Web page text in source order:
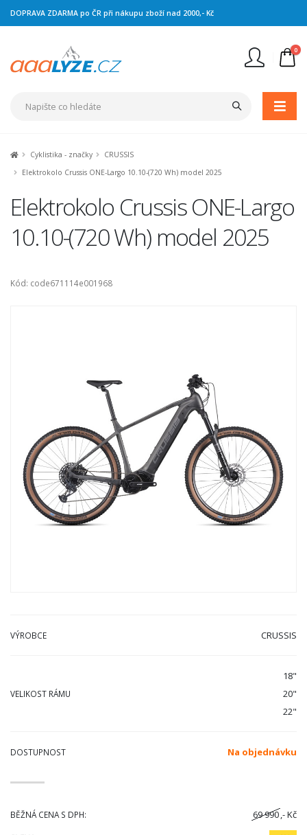
DOPRAVA ZDARMA po ČR při nákupu zboží nad 2000,- Kč
0
Cyklistika - značky
CRUSSIS
Elektrokolo Crussis ONE-Largo 10.10-(720 Wh) model 2025
Elektrokolo Crussis ONE-Largo
10.10-(720 Wh) model 2025
Kód: code671114e001968
VÝROBCE CRUSSIS
VELIKOST RÁMU
18"
20"
22"
DOSTUPNOST Na objednávku
BĚŽNÁ CENA S DPH: 69 990,- Kč